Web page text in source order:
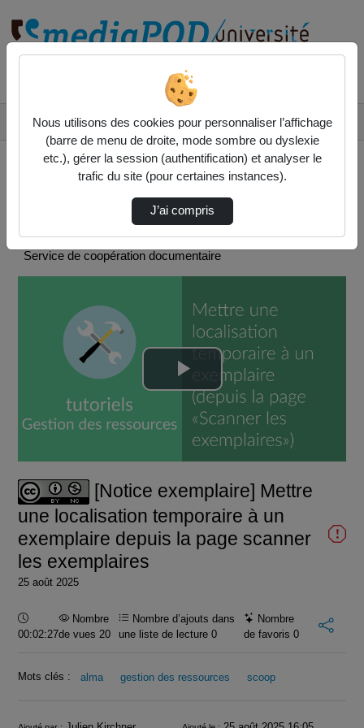
[Notice Exemplaire] Mettre Une Localisation …
SCOOP
Service de coopération documentaire
Lire
la
vidéo
[Notice exemplaire] Mettre
une localisation temporaire à un
exemplaire depuis la page scanner
les exemplaires
25 août 2025
Durée :
00:02:27
Nombre
de vues 20
Nombre d’ajouts dans
une liste de lecture0
Nombre
de favoris 0
Mots clés : alma gestion des ressources scoop
Nous utilisons des cookies pour personnaliser l’affichage
(barre de menu de droite, mode sombre ou dyslexie
etc.), gérer la session (authentification) et analyser le
trafic du site (pour certaines instances).
J’ai compris